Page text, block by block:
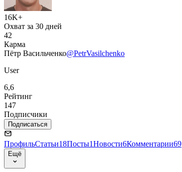
16K+
Охват за 30 дней
42
Карма
Пётр Васильченко@PetrVasilchenko
User
6,6
Рейтинг
147
Подписчики
Подписаться
ПрофильСтатьи18Посты1Новости6Комментарии69
Ещё